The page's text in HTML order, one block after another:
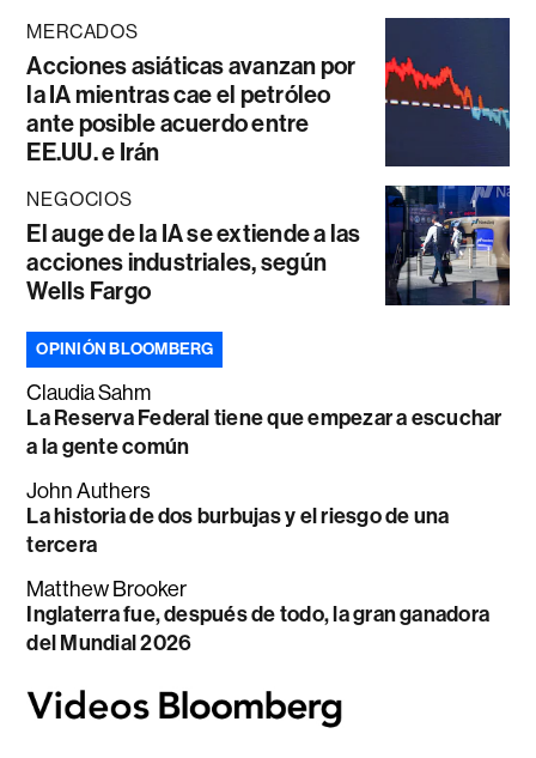
MERCADOS
Acciones asiáticas avanzan por
la IA mientras cae el petróleo
ante posible acuerdo entre
EE.UU. e Irán
NEGOCIOS
El auge de la IA se extiende a las
acciones industriales, según
Wells Fargo
OPINIÓN BLOOMBERG
Claudia Sahm
La Reserva Federal tiene que empezar a escuchar
a la gente común
John Authers
La historia de dos burbujas y el riesgo de una
tercera
Matthew Brooker
Inglaterra fue, después de todo, la gran ganadora
del Mundial 2026